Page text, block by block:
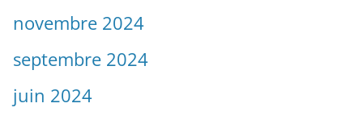
novembre 2024
septembre 2024
juin 2024